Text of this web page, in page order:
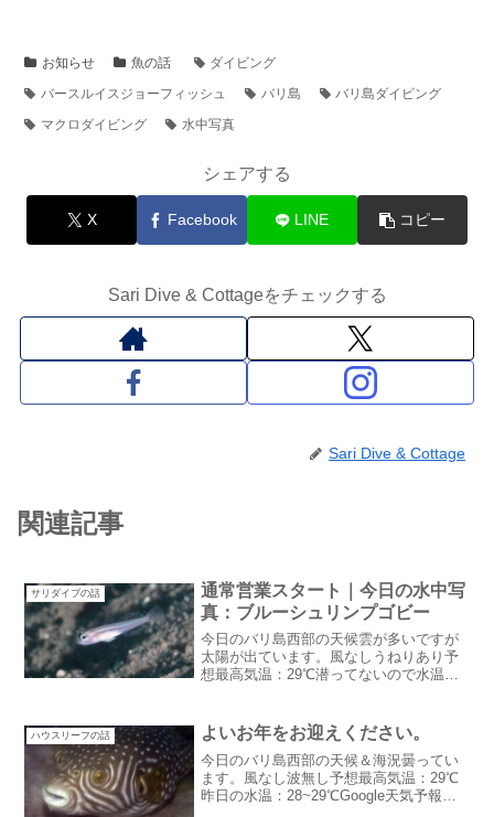
お知らせ 魚の話
ダイビング
バースルイスジョーフィッシュ
バリ島
バリ島ダイビング
マクロダイビング
水中写真
シェアする
X Facebook LINE コピー
Sari Dive & Cottageをチェックする
Sari Dive & Cottage
関連記事
サリダイブの話
通常営業スタート｜今日の水中写
真：ブルーシュリンプゴビー
今日のバリ島西部の天候雲が多いですが
太陽が出ています。風なしうねりあり予
想最高気温：29℃潜ってないので水温わ
い通常営業スタート今日から通常営業ス
タートでゲストがいらっ...
ハウスリーフの話 よいお年をお迎えください。
今日のバリ島西部の天候＆海況曇ってい
ます。風なし波無し予想最高気温：29℃
昨日の水温：28~29℃Google天気予報は